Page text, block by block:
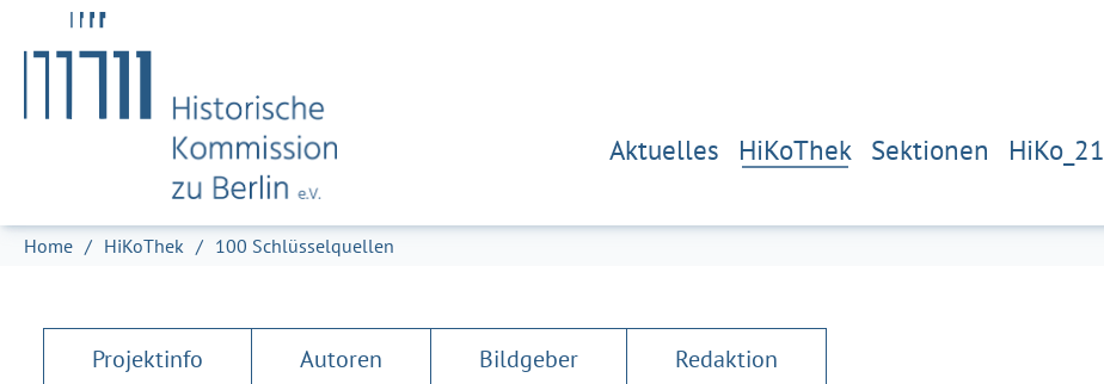
Zum Hauptinhalt springen
Skip to page footer
Aktuelles HiKoThek Sektionen HiKo_21
Sie sind hier:
Home HiKoThek 100 Schlüsselquellen
Projektinfo Autoren Bildgeber Redaktion